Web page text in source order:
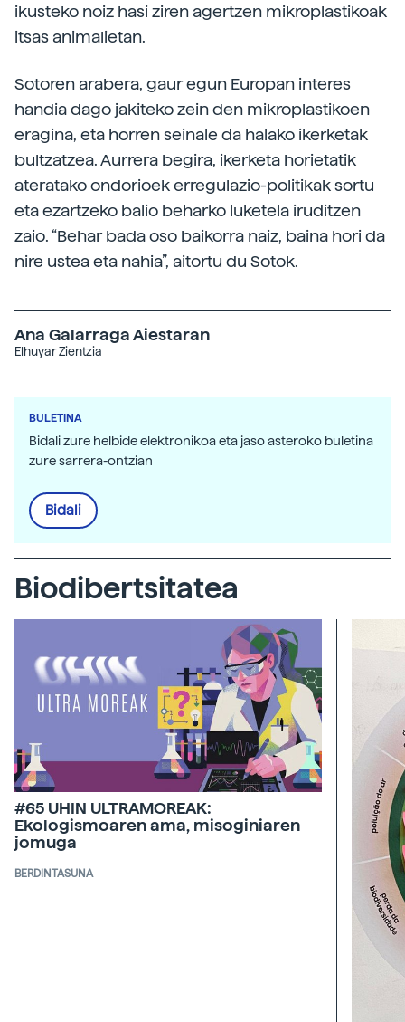
ikusteko noiz hasi ziren agertzen mikroplastikoak
itsas animalietan.
Sotoren arabera, gaur egun Europan interes
handia dago jakiteko zein den mikroplastikoen
eragina, eta horren seinale da halako ikerketak
bultzatzea. Aurrera begira, ikerketa horietatik
ateratako ondorioek erregulazio-politikak sortu
eta ezartzeko balio beharko luketela iruditzen
zaio. “Behar bada oso baikorra naiz, baina hori da
nire ustea eta nahia”, aitortu du Sotok.
Ana Galarraga Aiestaran
Elhuyar Zientzia
BULETINA
Bidali zure helbide elektronikoa eta jaso asteroko buletina
zure sarrera-ontzian
Bidali
Biodibertsitatea
#65 UHIN ULTRAMOREAK:
Ekologismoaren ama, misoginiaren
jomuga
BERDINTASUNA